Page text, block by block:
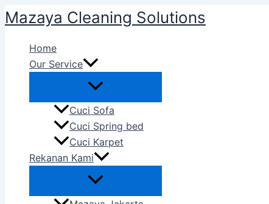
to
Mazaya Cleaning Solutions
Home
Our Service
Cuci Sofa
Cuci Spring bed
Cuci Karpet
Rekanan Kami